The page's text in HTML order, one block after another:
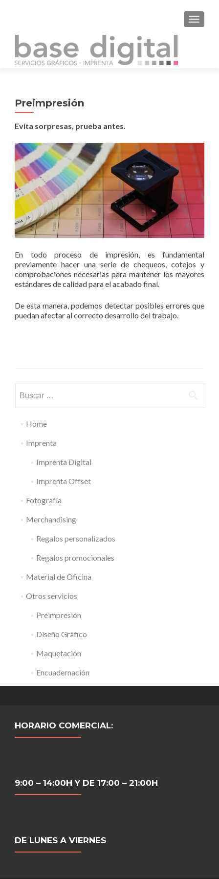
Preimpresión
Evita sorpresas, prueba antes.
En todo proceso de impresión, es fundamental
previamente hacer una serie de chequeos, cotejos y
comprobaciones necesarias para mantener los mayores
estándares de calidad para el acabado final.­
De esta manera, podemos detectar posibles errores que
puedan afectar al correcto desarrollo del trabajo.
Home
Imprenta
Imprenta Digital
Imprenta Offset
Fotografía
Merchandising
Regalos personalizados
Regalos promocionales
Material de Oficina
Otros servicios
Preimpresión
Diseño Gráfico
Maquetación
Encuadernación
HORARIO COMERCIAL:
9:00 – 14:00H Y DE 17:00 – 21:00H
DE LUNES A VIERNES